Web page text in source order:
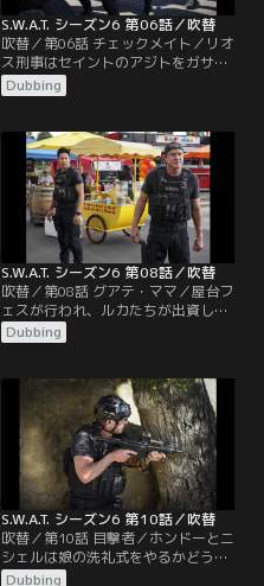
S.W.A.T. シーズン6 第06話／吹替
吹替／第06話 チェックメイト／リオ
ス刑事はセイントのアジトをガサ入
れし、決定的な証拠を入手する。ラ
ップトップPCとロック解除に必要な
を持ち帰る途中、何者かに拉致され
てしまう。セイントの仕業だとにら
んだホンドーはセイントを問い詰め
るがシラを切られてしまう。リオス
刑事の息子チャーリーは…。
Dubbing
S.W.A.T. シーズン6 第08話／吹替
吹替／第08話 グアテ・ママ／屋台フ
ェスが行われ、ルカたちが出資した
シオマラの屋台「グアテ・ママ」も
出店する。その会場で、ある屋台が
や食材配達のトラックも襲われ、盗
まれたのがアボカドだったことか
ら、強盗の狙いがアボカドに隠され
たドラッグだったことが判明する。
Dubbing
S.W.A.T. シーズン6 第10話／吹替
吹替／第10話 目撃者／ホンドーとニ
シェルは娘の洗礼式をやるかどうか
で意見が対立する。普段は宗教に熱
Dubbing